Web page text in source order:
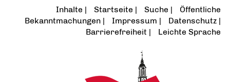
Inhalte Startseite Suche
Öffentliche
Bekanntmachungen
Impressum
Datenschutz
Barrierefreiheit
Leichte Sprache